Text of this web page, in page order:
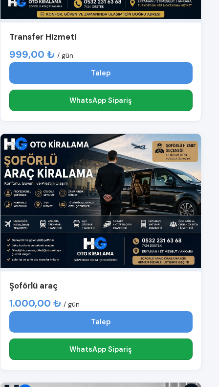
Transfer Hizmeti
999,00 ₺ / gün
Talep
WhatsApp Sipariş
Şoförlü araç
1.000,00 ₺ / gün
Talep
WhatsApp Sipariş